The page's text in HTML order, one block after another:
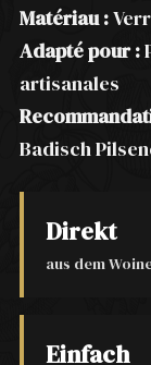
Matériau :
Adapté pour :
artisanales
Badisch
Direkt
aus dem
Einfach